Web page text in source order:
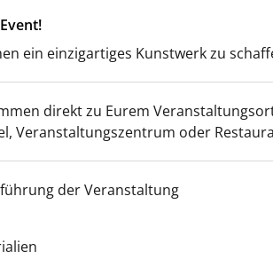
ein einzigartiges Kunstwerk zu
direkt zu Eurem
Veranstaltungszentrum oder
der Veranstaltung